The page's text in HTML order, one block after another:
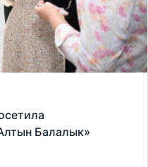
Балалык»